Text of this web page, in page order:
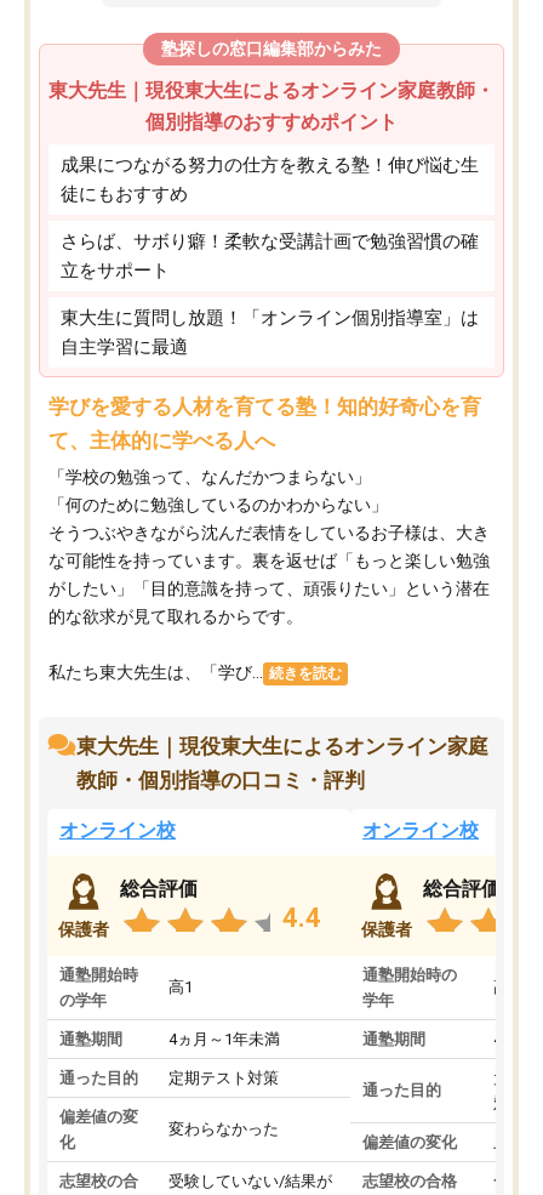
塾探しの窓口編集部からみた
東大先生｜現役東大生によるオンライン家庭教師・
個別指導のおすすめポイント
成果につながる努力の仕方を教える塾！伸び悩む生
徒にもおすすめ
さらば、サボり癖！柔軟な受講計画で勉強習慣の確
立をサポート
東大生に質問し放題！「オンライン個別指導室」は
自主学習に最適
学びを愛する人材を育てる塾！知的好奇心を育
て、主体的に学べる人へ
「学校の勉強って、なんだかつまらない」
「何のために勉強しているのかわからない」
そうつぶやきながら沈んだ表情をしているお子様は、大き
な可能性を持っています。裏を返せば「もっと楽しい勉強
がしたい」「目的意識を持って、頑張りたい」という潜在
的な欲求が見て取れるからです。
私たち東大先生は、「学び... 続きを読む
東大先生｜現役東大生によるオンライン家庭
教師・個別指導の口コミ・評判
オンライン校
保護者
総合評価
4.4
通塾開始時
の学年
高1
通塾期間 4ヵ月～1年未満
通った目的 定期テスト対策
偏差値の変
化
変わらなかった
志望校の合
受験していない/結果が
オンライン校
保護者
総合評価
通塾開始時の
学年
高3
通塾期間 4ヵ月
通った目的
大学
対策
偏差値の変化
志望校の合格 合格